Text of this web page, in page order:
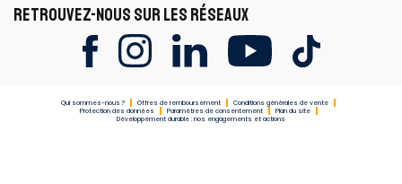
RETROUVEZ-NOUS SUR LES RÉSEAUX
Qui sommes-nous ? Offres de remboursement
Conditions générales de vente
Protection des données
Paramètres de consentement
Plan du site
Développement durable : nos engagements et actions